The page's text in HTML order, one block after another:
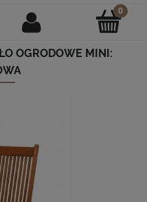
OGRODOWE MINI: